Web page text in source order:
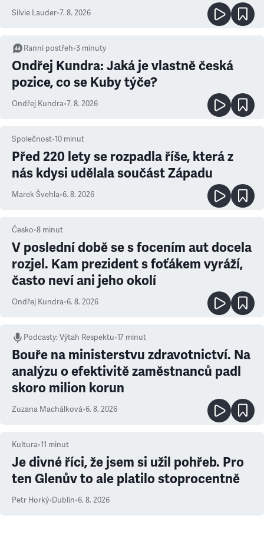
Silvie Lauder•7. 8. 2026
Ranní postřeh•3 minuty
Ondřej Kundra: Jaká je vlastně česká
pozice, co se Kuby týče?
Ondřej Kundra•7. 8. 2026
Společnost•10 minut
Před 220 lety se rozpadla říše, která z
nás kdysi udělala součást Západu
Marek Švehla•6. 8. 2026
Česko•8 minut
V poslední době se s focením aut docela
rozjel. Kam prezident s foťákem vyráží,
často neví ani jeho okolí
Ondřej Kundra•6. 8. 2026
Podcasty:Výtah Respektu•17 minut
Bouře na ministerstvu zdravotnictví. Na
analýzu o efektivitě zaměstnanců padl
skoro milion korun
Zuzana Machálková•6. 8. 2026
Kultura•11 minut
Je divné říci, že jsem si užil pohřeb. Pro
ten Glenův to ale platilo stoprocentně
Petr Horký•Dublin•6. 8. 2026